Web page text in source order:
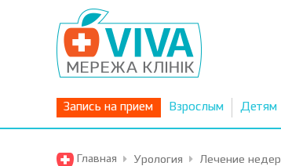
Запись на прием Взрослым Детям
Главная Урология Лечение